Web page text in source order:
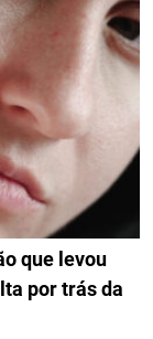
que levou
por trás da